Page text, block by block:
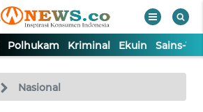
Polhukam Kriminal Ekuin Sains-
Nasional